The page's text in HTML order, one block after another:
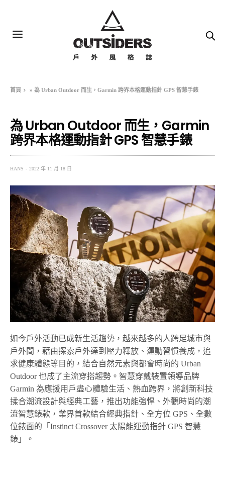
首頁 »為 Urban Outdoor 而生，Garmin 跨界本格運動指針 GPS 智慧手錶
為 Urban Outdoor 而生，Garmin
跨界本格運動指針 GPS 智慧手錶
HANS 2022 年 11 月 18 日
如今戶外活動已成新生活趨勢，越來越多的人跨足城市與
戶外間，藉由探索戶外達到壓力釋放、運動習慣養成，追
求健康體態等目的，結合自然元素與都會時尚的 Urban
Outdoor 也成了主流穿搭趨勢。智慧穿戴裝置領導品牌
Garmin 為應援用戶盡心體驗生活、熱血跨界，將創新科技
揉合潮流設計與經典工藝，推出功能強悍、外觀時尚的潮
流智慧錶款，業界首款結合經典指針、全方位 GPS、全數
位錶面的「 Instinct Crossover 太陽能運動指針GPS智慧
錶 」。